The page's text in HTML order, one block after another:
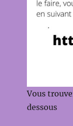
Vous
dessous